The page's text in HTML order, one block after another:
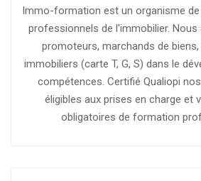
Immo-formation est un organisme
professionnels de l'immobilier.
promoteurs, marchands de
immobiliers (carte T, G, S) dans le
compétences. Certifié Qualiopi
éligibles aux prises en charge et
obligatoires de formation